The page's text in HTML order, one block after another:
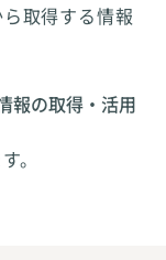
取得する情報
報の取得・活用
。